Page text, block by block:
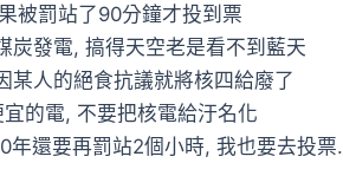
被罰站了90分鐘才投到票
炭發電, 搞得天空老是看不到藍天
某人的絕食抗議就將核四給廢了
的電, 不要把核電給汙名化
還要再罰站2個小時, 我也要去投票.